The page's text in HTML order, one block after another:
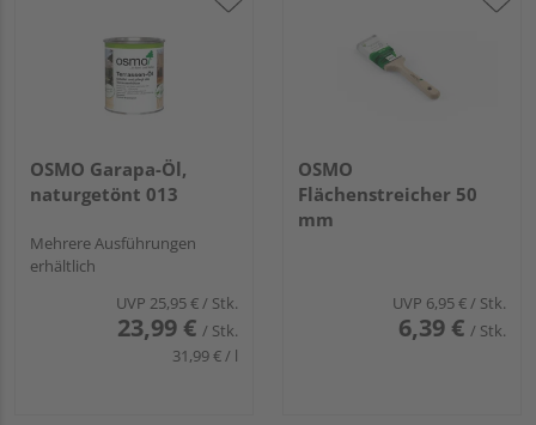
OSMO Garapa-Öl,
naturgetönt 013
Mehrere Ausführungen
erhältlich
UVP 25,95 €/ Stk.
23,99 € / Stk.
31,99 € / l
OSMO
Flächenstreicher 50
mm
UVP 6,95 €/ Stk.
6,39 € / Stk.